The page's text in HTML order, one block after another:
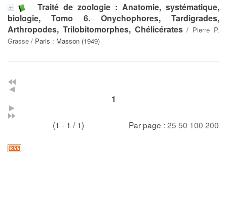
Traité de zoologie : Anatomie, systématique,
biologie, Tomo 6. Onychophores, Tardigrades,
Arthropodes, Trilobitomorphes, Chélicérates/ Pierre P.
Grasse / Paris : Masson (1949)
1
(1 - 1 / 1) Par page : 25 50 100 200